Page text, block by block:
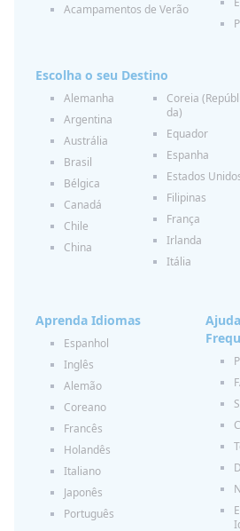
Acampamentos de Verão
Escolha o seu Destino
Alemanha
Argentina
Austrália
Brasil
Bélgica
Canadá
Chile
China
Coreia
da)
Equador
Espanha
Estados
Filipinas
França
Irlanda
Itália
Aprenda Idiomas
Espanhol
Inglês
Alemão
Coreano
Francês
Holandês
Italiano
Japonês
Português